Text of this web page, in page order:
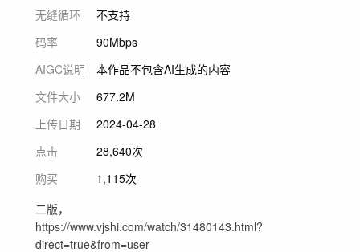
无缝循环
不支持
码率
90Mbps
AIGC说明
本作品不包含AI生成的内容
文件大小
677.2M
上传日期
2024-04-28
点击
28,640次
购买
1,115次
二版，
https://www.vjshi.com/watch/31480143.html?
direct=true&from=user